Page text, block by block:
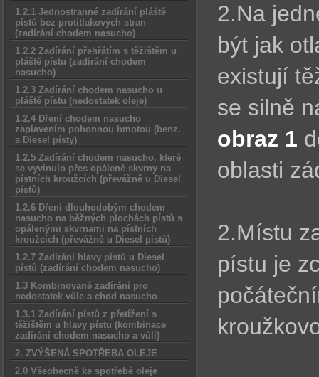
1.2.1 Jednostranné zadírání pláště
pístů bez protitlakových stran
(zadírání chodem nasucho)
1.2.2 Zadírání přehřátím s těžištěm u
pláště pístu (zadírání chodem
nasucho)
1.2.3 Zadírání chodem nasucho u
pláště pístu (nedostatek oleje)
1.2.4 Dření chodem nasucho
zaplavením pohonnou hmotou (benz.
a Diesel písty)
1.2.5 Zadírání chodem nasucho, které
se vyvinulo přes opálené skvrny na
pístních kroužcích (převážně u Diesel
pístů)
1.2.6 Dření dlouhodobým chodem
nasucho na běžných plochách pístů s
opálenými skvrnami na pístních
kroužcích (převážně u Diesel pístů)
1.2.7 Zadírání hlavy pístů u Diesel
pístů (zadírání chodem nasucho)
1.3 Kombinované zadírání pro
nedostatek vůle a chod nasucho
1.3.1 Zadírání pístů z přetížení s
těžištěm u hlavy pístu (kombinace
zadírání chodem nasucho a vůlí)
2. ZVÝŠENÁ SPOTŘEBA OLEJE
2.0 Všeobecně ke spotřebě oleje
2.Na
být jak
existují
se silně
obraz 1
oblasti
2.Místu
pístu je